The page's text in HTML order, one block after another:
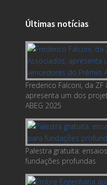
Últimas notícias
Frederico Falconi, da
apresenta um dos
ABEG 2025
Palestra gratuita:
fundações profundas